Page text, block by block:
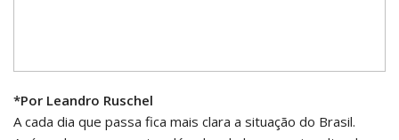
*Por Leandro Ruschel
A cada dia que passa fica mais clara a situação do Brasil.